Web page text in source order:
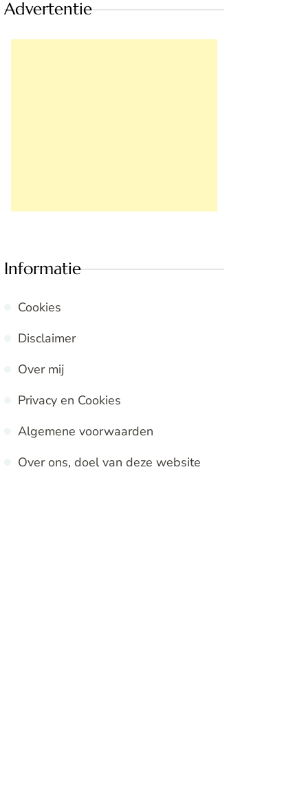
Advertentie
Informatie
Cookies
Disclaimer
Over mij
Privacy en Cookies
Algemene voorwaarden
Over ons, doel van deze website